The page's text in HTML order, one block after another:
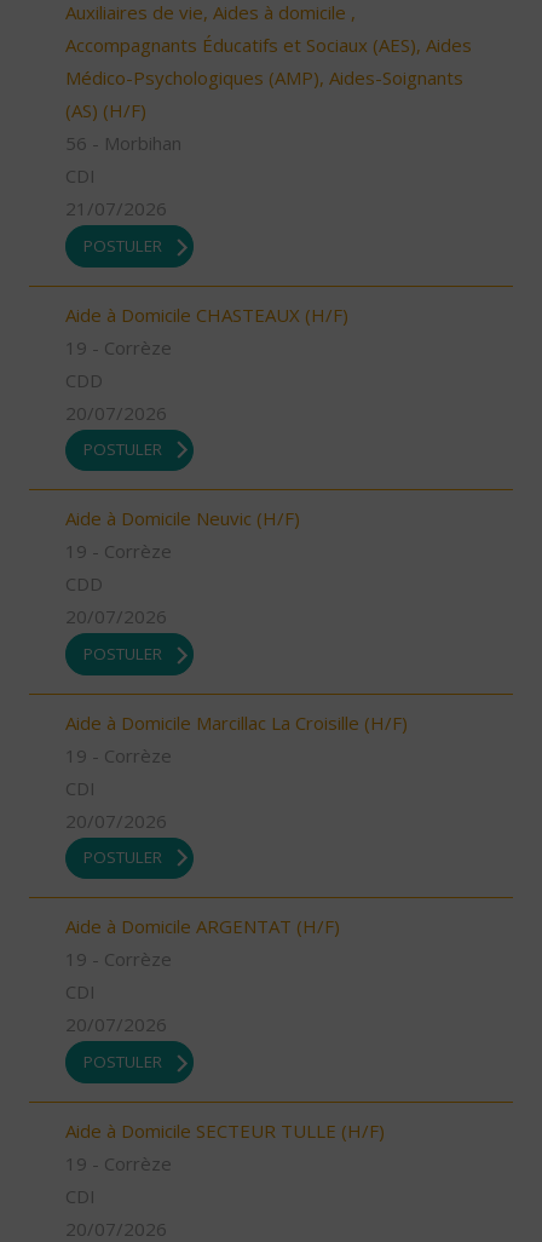
Auxiliaires de vie, Aides à domicile ,
Accompagnants Éducatifs et Sociaux (AES), Aides
Médico-Psychologiques (AMP), Aides-Soignants
(AS) (H/F)
56 - Morbihan
CDI
21/07/2026
POSTULER
Aide à Domicile CHASTEAUX (H/F)
19 - Corrèze
CDD
20/07/2026
POSTULER
Aide à Domicile Neuvic (H/F)
19 - Corrèze
CDD
20/07/2026
POSTULER
Aide à Domicile Marcillac La Croisille (H/F)
19 - Corrèze
CDI
20/07/2026
POSTULER
Aide à Domicile ARGENTAT (H/F)
19 - Corrèze
CDI
20/07/2026
POSTULER
Aide à Domicile SECTEUR TULLE (H/F)
19 - Corrèze
CDI
20/07/2026